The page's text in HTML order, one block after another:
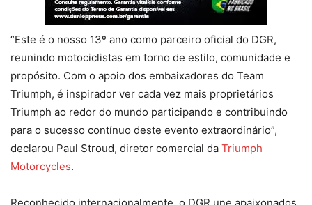
“Este é o nosso 13º ano como parceiro oficial do DGR,
reunindo motociclistas em torno de estilo, comunidade e
propósito. Com o apoio dos embaixadores do Team
Triumph, é inspirador ver cada vez mais proprietários
Triumph ao redor do mundo participando e contribuindo
para o sucesso contínuo deste evento extraordinário”,
declarou Paul Stroud, diretor comercial da Triumph
Motorcycles.